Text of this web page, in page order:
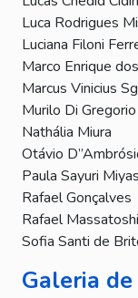
Luca Rodrigues
Luciana Filoni
Marco Enrique
Marcus Vinicius
Murilo Di Gregorio
Nathália Miura
Otávio
Paula Sayuri
Rafael Gonçalves
Rafael
Sofia Santi de
Galeria de